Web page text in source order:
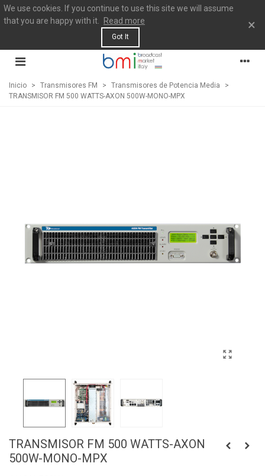
We use cookies. If you continue to use this site we will assume
that you are happy with it.
Read more
Got It
×
Inicio > Transmisores FM > Transmisores de Potencia Media
>
TRANSMISOR FM 500 WATTS-AXON 500W-MONO-MPX
TRANSMISOR FM 500 WATTS-AXON
500W-MONO-MPX